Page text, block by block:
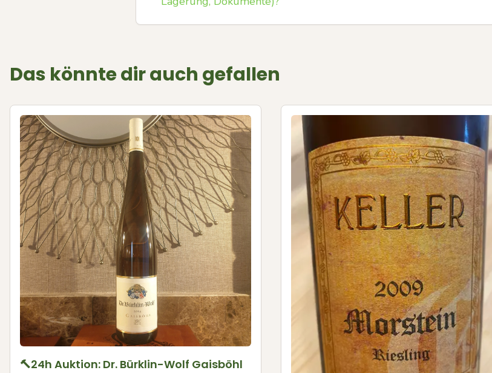
Das könnte dir auch gefallen
🔨24h Auktion: Dr. Bürklin-Wolf Gaisböhl